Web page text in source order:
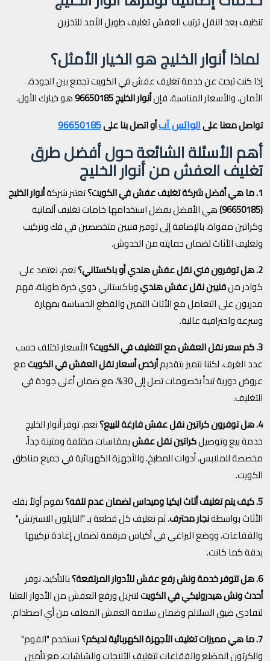
تنظيف بعد النقلترتيب العفشتغليف طويل الأمد للتخزين
لماذا أنوار الخليج هو الخيار الأمثل؟
إذا كنت تبحث عن خدمة تغليف عفش في الكويت تجمع بين الجودة،
الأمان، والأسعار المناسبة، فإنأنوار الخليج 96650185
هو خيارك الأول.
تواصل معنا علىالواتس آبأو اتصل بنا على96650185
أهم الأسئلة الشائعة حول أفضل طرق
تغليف العفش من أنوار الخليج
1. ما هي أفضل شركة تغليف عفش في الكويت؟ تعتبر شركةأنوار الخليج
(96650185)
هي الأفضل بفضل استخدامها خامات تغليف ألمانية
وكراتين مقواة، بالإضافة إلى توفير فنيين متخصصين في فك وتركيب
وتغليف الأثاث لضمان حمايته من الخدوش.
2. هل توفرون فني نقل عفش هندي أو باكستاني؟
نعم، نعتمد على
كوادر منفنيين نقل عفش هنديوباكستاني ذوي خبرة طويلة، فهم
مدربون على التعامل مع الأثاث الثمين والقطع الحساسة بمهارة
وسرعة واحترافية عالية.
3. كم سعر نقل العفش مع التغليف في الكويت؟
الأسعار تختلف حسب
عدد الغرف، لكننا نتميز بتقديمأرخص أسعار نقل العفش في الكويتمع
عروض دورية تبدأ بخصومات تصل إلى 30%، مع ضمان أعلى جودة في
التغليف.
4. هل توفرون كراتين نقل عفش فارغة للبيع؟
نعم، توفر أنوار الخليج
خدمة بيع وتوصيلكراتين نقل عفشبمقاسات مختلفة ومتينة جداً،
مخصصة للملابس، أدوات المطبخ، والأجهزة الكهربائية في جميع مناطق
الكويت.
5. كيف يتم تغليف أثاث ايكيا وميداس لضمان عدم تلفه؟
نقوم أولاً بفك
الأثاث بواسطةنجار محترف، ثم تغليف كل قطعة بـ "النايلون الاسترتش"
والفقاعات، ووضع البراغي في أكياس مرقمة لضمان إعادة تركيبها
بدقة كما كانت.
6. هل تتوفر خدمة ونش رفع عفش للأدوار المرتفعة؟
بالتأكيد، نوفر
أحدث ونش هيدروليكي في الكويتلتنزيل ورفع العفش من الأدوار العليا
لتفادي ضيق السلالم وضمان سلامة العفش المغلف من أي اصطدام.
7. ما هي مميزات تغليف الأجهزة الكهربائية لديكم؟
نستخدم "الفوم"
والكرتون المضلع والفقاعات لتغليف الثلاجات والشاشات، مع تأمين